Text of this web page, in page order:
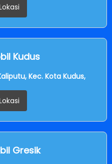
Kudus
Kec. Kota Kudus,
Gresik